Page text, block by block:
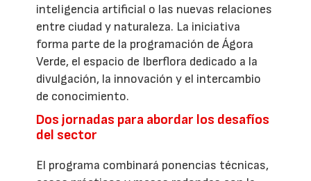
inteligencia artificial o las nuevas relaciones
entre ciudad y naturaleza. La iniciativa
forma parte de la programación de Ágora
Verde, el espacio de Iberflora dedicado a la
divulgación, la innovación y el intercambio
de conocimiento.
Dos jornadas para abordar los desafíos
del sector
El programa combinará ponencias técnicas,